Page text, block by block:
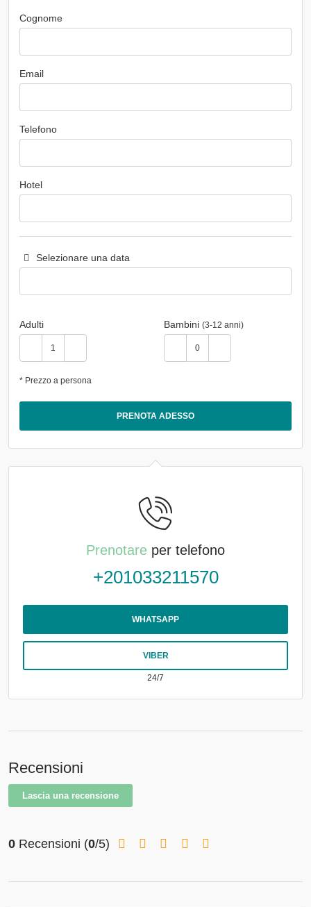
Cognome
Email
Telefono
Hotel
Selezionare una data
Adulti Bambini (3-12 anni)
* Prezzo a persona
PRENOTA ADESSO
Prenotare per telefono
+201033211570
WHATSAPP
VIBER
24/7
Recensioni
Lascia una recensione
0 Recensioni (0/5)